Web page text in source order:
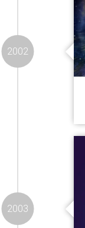
2002
2003